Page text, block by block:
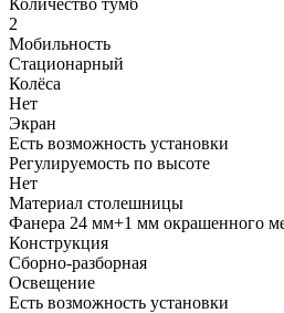
2
Мобильность
Стационарный
Колёса
Нет
Экран
Есть возможность установки
Регулируемость по высоте
Нет
Материал столешницы
Фанера 24 мм+1 мм окрашенного
Конструкция
Сборно-разборная
Освещение
Есть возможность установки